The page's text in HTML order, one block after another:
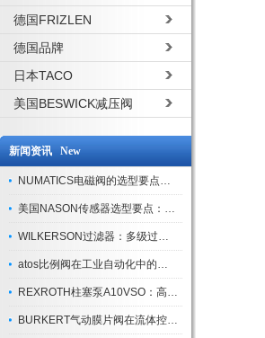
德国FRIZLEN
德国品牌
日本TACO
美国BESWICK减压阀
新闻资讯 New
NUMATICS电磁阀的选型要点与使用注意事项
美国NASON传感器选型要点：精度、量程与接口适配指南
WILKERSON过滤器：多级过滤技术，适配多行业净化需求
atos比例阀在工业自动化中的关键应用
REXROTH柱塞泵A10VSO：高效液压系统的核心组件
BURKERT气动膜片阀在流体控制中的应用